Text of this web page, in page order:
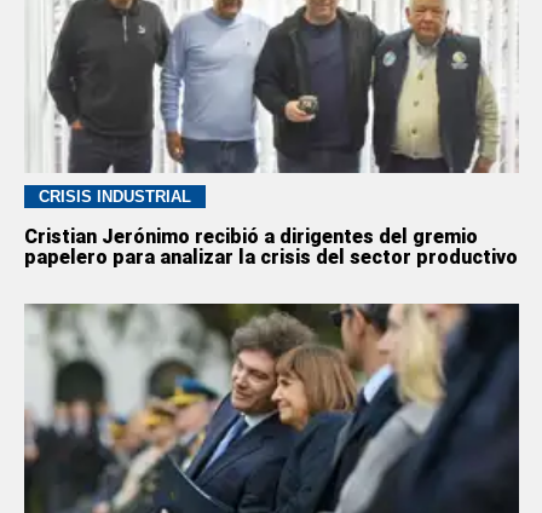
CRISIS INDUSTRIAL
Cristian Jerónimo recibió a dirigentes del gremio
papelero para analizar la crisis del sector productivo